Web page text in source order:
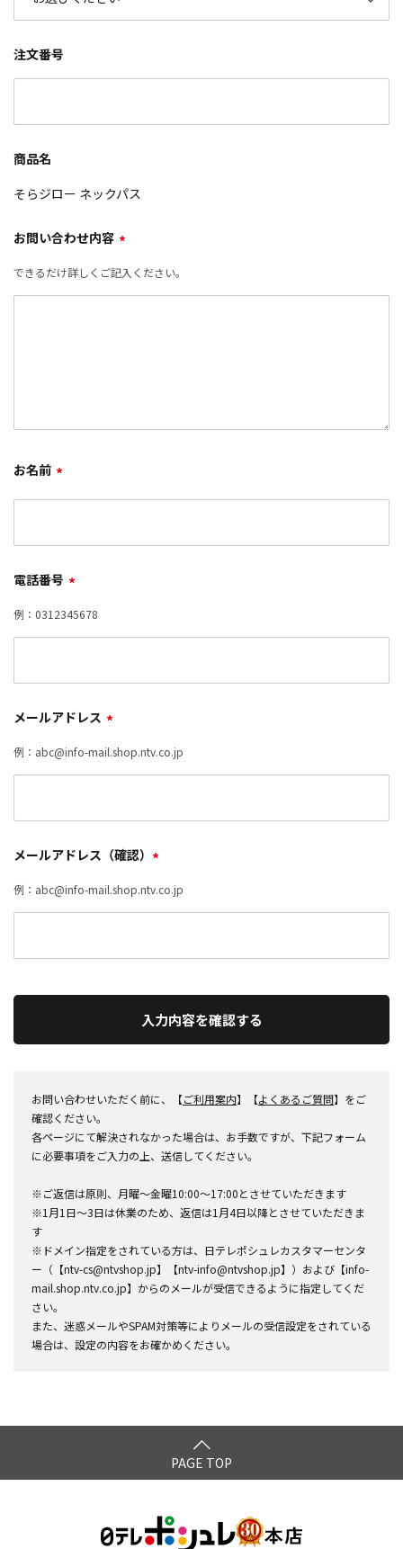
注文番号
商品名
そらジロー ネックパス
お問い合わせ内容 *
できるだけ詳しくご記入ください。
お名前 *
電話番号 *
例：0312345678
メールアドレス *
例：abc@info-mail.shop.ntv.co.jp
メールアドレス（確認） *
例：abc@info-mail.shop.ntv.co.jp
入力内容を確認する
お問い合わせいただく前に、【ご利用案内】【よくあるご質問】をご
確認ください。
各ページにて解決されなかった場合は、お手数ですが、下記フォーム
に必要事項をご入力の上、送信してください。
※ご返信は原則、月曜～金曜10:00～17:00とさせていただきます
※1月1日～3日は休業のため、返信は1月4日以降とさせていただきま
す
※ドメイン指定をされている方は、日テレポシュレカスタマーセンタ
ー（【ntv-cs@ntvshop.jp】【ntv-info@ntvshop.jp】）および【info-
mail.shop.ntv.co.jp】からのメールが受信できるように指定してくだ
さい。
また、迷惑メールやSPAM対策等によりメールの受信設定をされている
場合は、設定の内容をお確かめください。
PAGE TOP